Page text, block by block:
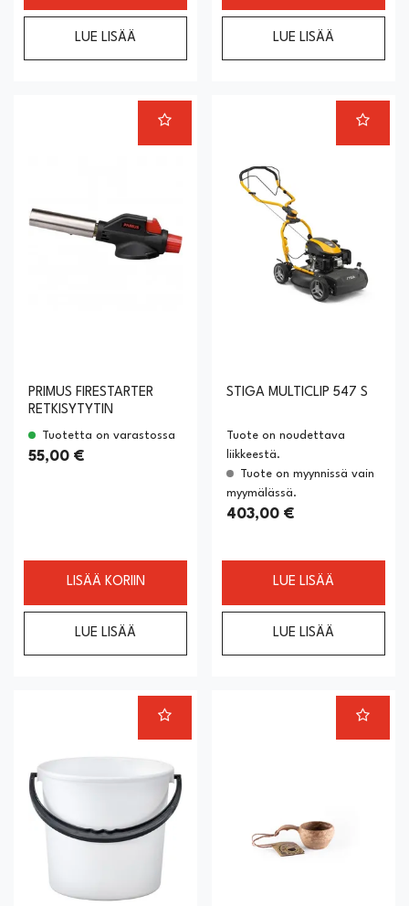
LUE LISÄÄ LUE LISÄÄ
PRIMUS FIRESTARTER
RETKISYTYTIN
Tuotetta on varastossa
55,00 €
LISÄÄ KORIIN
LUE LISÄÄ
STIGA MULTICLIP 547 S
Tuote on noudettava
liikkeestä.
Tuote on myynnissä vain
myymälässä.
403,00 €
LUE LISÄÄ
LUE LISÄÄ